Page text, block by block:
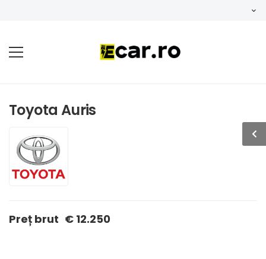
Toyota Auris
Preț brut € 12.250